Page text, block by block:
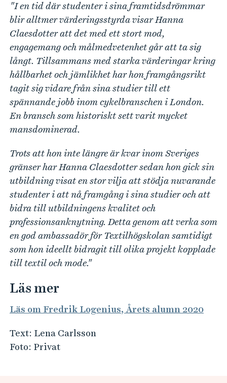
"I en tid där studenter i sina framtidsdrömmar
blir alltmer värderingsstyrda visar Hanna
Claesdotter att det med ett stort mod,
engagemang och målmedvetenhet går att ta sig
långt. Tillsammans med starka värderingar kring
hållbarhet och jämlikhet har hon framgångsrikt
tagit sig vidare från sina studier till ett
spännande jobb inom cykelbranschen i London.
En bransch som historiskt sett varit mycket
mansdominerad.
Trots att hon inte längre är kvar inom Sveriges
gränser har Hanna Claesdotter sedan hon gick sin
utbildning visat en stor vilja att stödja nuvarande
studenter i att nå framgång i sina studier och att
bidra till utbildningens kvalitet och
professionsanknytning. Detta genom att verka som
en god ambassadör för Textilhögskolan samtidigt
som hon ideellt bidragit till olika projekt kopplade
till textil och mode."
Läs mer
Läs om Fredrik Logenius, Årets alumn 2020
Text: Lena Carlsson
Foto: Privat